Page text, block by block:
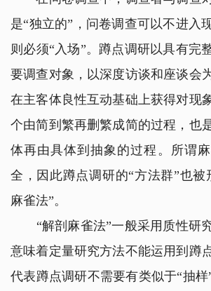
是“独立的”，问卷调查可以不进入
则必须“入场”。蹲点调研以具有完
要调查对象，以深度访谈和座谈会
在主客体良性互动基础上获得对现
个由简到繁再删繁成简的过程，也
体再由具体到抽象的过程。所谓
全，因此蹲点调研的“方法群”也被
麻雀法”。
“解剖麻雀法”一般采用质性研
意味着定量研究方法不能运用到蹲
代表蹲点调研不需要有类似于“抽